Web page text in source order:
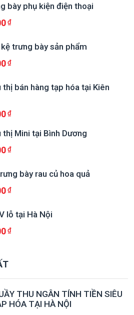
bày phụ kiện điện thoại
trưng bày sản phẩm
thị bán hàng tạp hóa tại Kiên
thị Mini tại Bình Dương
bày rau củ hoa quả
lỗ tại Hà Nội
THU NGÂN TÍNH TIỀN SIÊU
HÓA TẠI HÀ NỘI